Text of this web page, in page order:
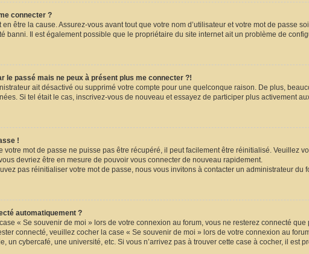
connecter ?
être la cause. Assurez-vous avant tout que votre nom d’utilisateur et votre mot de passe
banni. Il est également possible que le propriétaire du site internet ait un problème de
le passé mais ne peux à présent plus me connecter ?!
ait désactivé ou supprimé votre compte pour une quelconque raison. De plus,
Si tel était le cas, inscrivez-vous de nouveau et essayez de participer plus activement
!
votre mot de passe ne puisse pas être récupéré, il peut facilement être réinitialisé. Veuillez
devriez être en mesure de pouvoir vous connecter de nouveau rapidement.
pas réinitialiser votre mot de passe, nous vous invitons à contacter un administrateur du
automatiquement ?
« Se souvenir de moi » lors de votre connexion au forum, vous ne resterez connecté
connecté, veuillez cocher la case « Se souvenir de moi » lors de votre connexion au
un cybercafé, une université, etc. Si vous n’arrivez pas à trouver cette case à cocher, il est